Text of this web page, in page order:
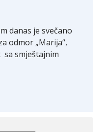
danas je svečano
odmor „Marija“,
smještajnim